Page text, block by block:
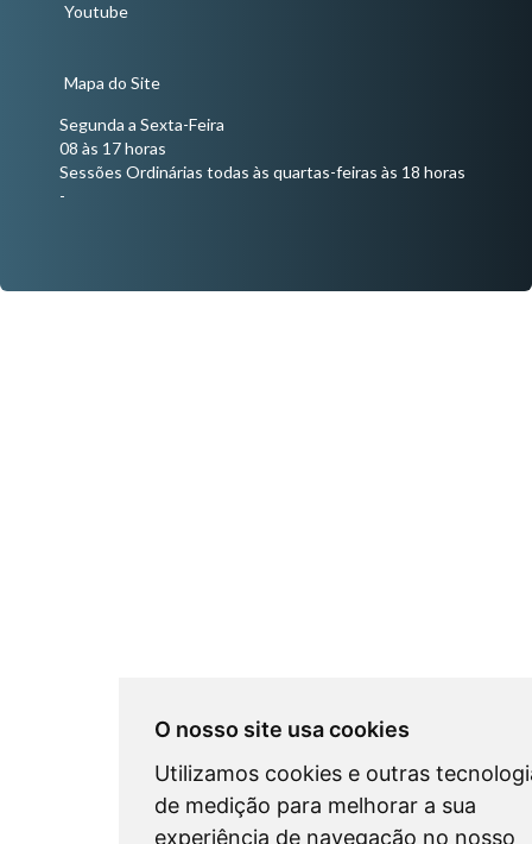
O nosso site usa cookies
Utilizamos cookies e outras
de medição para melhorar a sua
experiência de navegação no nosso
Youtube
Mapa do Site
Segunda a Sexta-Feira
08 às 17 horas
Sessões Ordinárias todas às quartas-feiras às 18 horas
-